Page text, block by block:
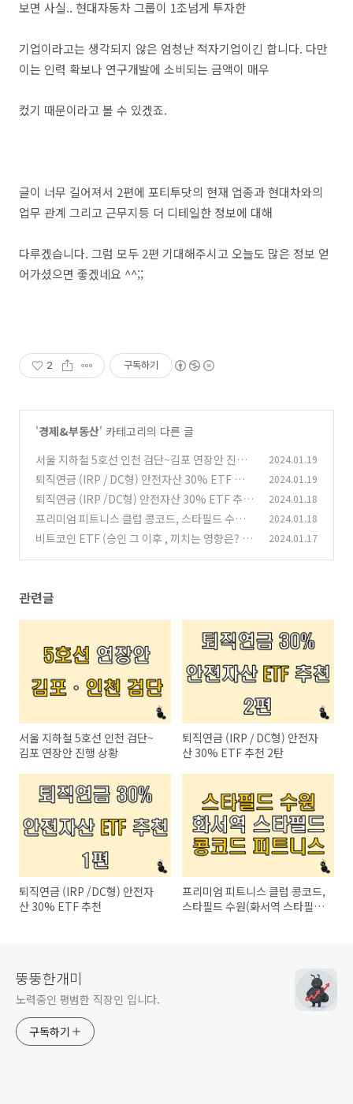
보면 사실.. 현대자동차 그룹이 1조넘게 투자한
기업이라고는 생각되지 않은 엄청난 적자기업이긴 합니다. 다만
이는 인력 확보나 연구개발에 소비되는 금액이 매우
컸기 때문이라고 볼 수 있겠죠.
글이 너무 길어져서 2편에 포티투닷의 현재 업종과 현대차와의
업무 관계 그리고 근무지등 더 디테일한 정보에 대해
다루겠습니다. 그럼 모두 2편 기대해주시고 오늘도 많은 정보 얻
어가셨으면 좋겠네요 ^^;;
2 구독하기
'경제&부동산' 카테고리의 다른 글
서울 지하철 5호선 인천 검단~김포 연장안 진행
상황
(0)
2024.01.19
퇴직연금 (IRP / DC형) 안전자산 30% ETF 추천
2탄 (1)
2024.01.19
퇴직연금 (IRP /DC형) 안전자산 30% ETF 추천
(0)
2024.01.18
프리미엄 피트니스 클럽 콩코드, 스타필드 수원
(화서역 스타필드) 입점
(0)
2024.01.18
비트코인 ETF (승인 그 이후 , 끼치는 영향은? ,
2024.01.17
관련글
서울 지하철 5호선 인천 검단~
김포 연장안 진행 상황
퇴직연금 (IRP / DC형) 안전자
산 30% ETF 추천 2탄
퇴직연금 (IRP /DC형) 안전자
산 30% ETF 추천
프리미엄 피트니스 클럽 콩코드,
스타필드 수원(화서역 스타필
뚱뚱한개미
노력중인 평범한 직장인 입니다.
구독하기